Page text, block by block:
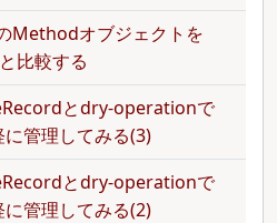
Methodオブジェクトを
比較する
とdry-operationで
管理してみる(3)
とdry-operationで
管理してみる(2)